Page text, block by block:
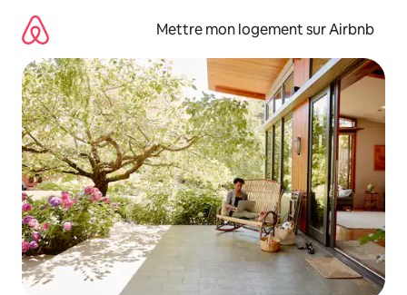
directement
contenu
Mettre mon logement sur Airbnb